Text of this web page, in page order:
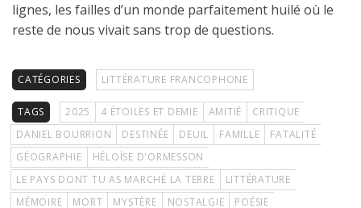
lignes, les failles d’un monde parfaitement huilé où le
reste de nous vivait sans trop de questions.
CATÉGORIES LITTÉRATURE FRANCOPHONE
TAGS 2025 4 ÉTOILES ET DEMIE AMITIÉ
CRITIQUE
DANIEL BOURRION
DESTINÉE DEUIL FAMILLE
FATALITÉ
GÉOGRAPHIE
HÉLOÏSE D'ORMESSON
LE PAYS DONT TU AS MARCHÉ LA TERRE
LITTÉRATURE
MÉMOIRE
MORT MYSTÈRE NOSTALGIE
POÉSIE